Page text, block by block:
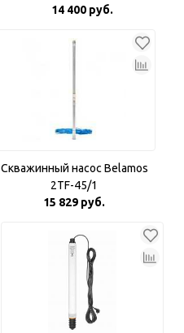
14 400 руб.
Скважинный насос Belamos
2TF-45/1
15 829 руб.